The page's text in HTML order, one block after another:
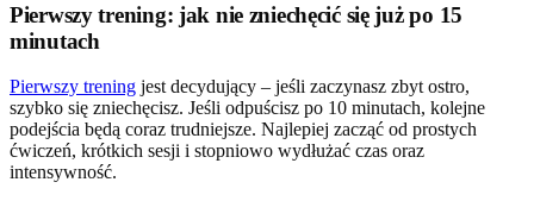
Pierwszy trening: jak nie zniechęcić się już po 15
minutach
Pierwszy trening jest decydujący – jeśli zaczynasz zbyt ostro,
szybko się zniechęcisz. Jeśli odpuścisz po 10 minutach, kolejne
podejścia będą coraz trudniejsze. Najlepiej zacząć od prostych
ćwiczeń, krótkich sesji i stopniowo wydłużać czas oraz
intensywność.